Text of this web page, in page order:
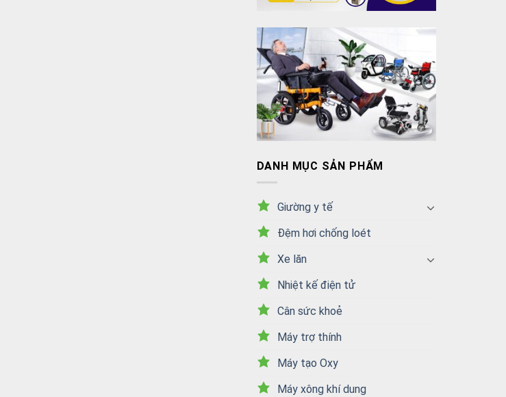
DANH MỤC SẢN PHẨM
Giường y tế
Đệm hơi chống loét
Xe lăn
Nhiệt kế điện tử
Cân sức khoẻ
Máy trợ thính
Máy tạo Oxy
Máy xông khí dung